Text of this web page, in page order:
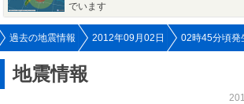
でいます
過去の地震情報 2012年09月02日 02時45分頃発
地震情報